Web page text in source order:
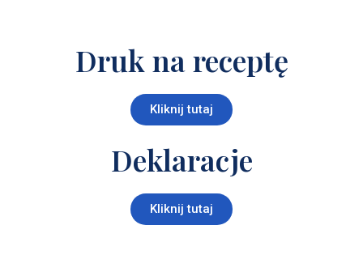
Druk na receptę
Kliknij tutaj
Deklaracje
Kliknij tutaj